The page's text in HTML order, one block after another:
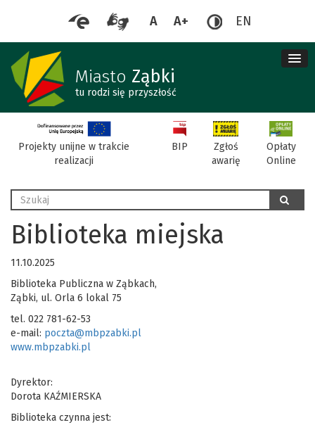
A A+ EN
Miasto Ząbki
tu rodzi się przyszłość
Projekty unijne w trakcie
realizacji
BIP
Zgłoś
awarię
Opłaty
Online
Wyszukaj szukaj
Biblioteka miejska
11.10.2025
Biblioteka Publiczna w Ząbkach,
Ząbki, ul. Orla 6 lokal 75
tel. 022 781-62-53
e-mail: poczta@mbpzabki.pl
www.mbpzabki.pl
Dyrektor:
Dorota KAŹMIERSKA
Biblioteka czynna jest: